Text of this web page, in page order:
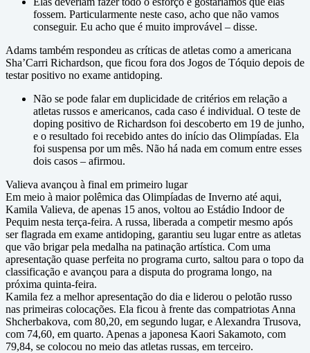
fossem. Particularmente neste caso, acho que não vamos
conseguir. Eu acho que é muito improvável – disse.
Adams também respondeu as críticas de atletas como a americana
Sha’Carri Richardson, que ficou fora dos Jogos de Tóquio depois de
testar positivo no exame antidoping.
Não se pode falar em duplicidade de critérios em relação a
atletas russos e americanos, cada caso é individual. O teste de
doping positivo de Richardson foi descoberto em 19 de junho,
e o resultado foi recebido antes do início das Olimpíadas. Ela
foi suspensa por um mês. Não há nada em comum entre esses
dois casos – afirmou.
Valieva avançou à final em primeiro lugar
Em meio à maior polêmica das Olimpíadas de Inverno até aqui,
Kamila Valieva, de apenas 15 anos, voltou ao Estádio Indoor de
Pequim nesta terça-feira. A russa, liberada a competir mesmo após
ser flagrada em exame antidoping, garantiu seu lugar entre as atletas
que vão brigar pela medalha na patinação artística. Com uma
apresentação quase perfeita no programa curto, saltou para o topo da
classificação e avançou para a disputa do programa longo, na
próxima quinta-feira.
Kamila fez a melhor apresentação do dia e liderou o pelotão russo
nas primeiras colocações. Ela ficou à frente das compatriotas Anna
Shcherbakova, com 80,20, em segundo lugar, e Alexandra Trusova,
com 74,60, em quarto. Apenas a japonesa Kaori Sakamoto, com
79,84, se colocou no meio das atletas russas, em terceiro.